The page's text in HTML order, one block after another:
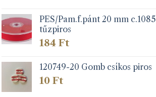
PES/Pam.f.pánt 20 mm c.1085
tűzpiros
184Ft
120749-20 Gomb csíkos piros
10Ft